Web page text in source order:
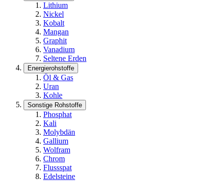
Lithium
Nickel
Kobalt
Mangan
Graphit
Vanadium
Seltene Erden
Energierohstoffe
Öl & Gas
Uran
Kohle
Sonstige Rohstoffe
Phosphat
Kali
Molybdän
Gallium
Wolfram
Chrom
Flussspat
Edelsteine